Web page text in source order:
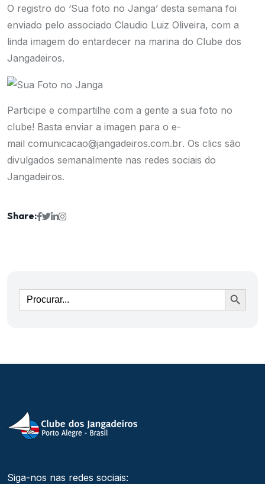
O registro do ‘Sua foto no Janga’ desta semana foi
enviado pelo associado Claudio Luiz Oliveira, com a
linda imagem do entardecer na marina do Clube dos
Jangadeiros.
Participe e compartilhe com a gente a sua foto no
clube! Basta enviar a imagen para o e-
mail comunicacao@jangadeiros.com.br. Os clics são
divulgados semanalmente nas redes sociais do
Jangadeiros.
Share:
Ir
Siga-nos nas redes sociais: